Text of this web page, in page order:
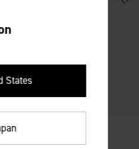
S100
S100NB-BU
States